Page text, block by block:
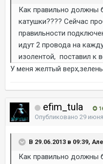
Как правильно должны
катушки???? Сейчас
правильности
идут 2 провода на
изолентой, поставил к
У меня желтый
efim_tula
Опубликовано 29
В 29.06.2013 в 09:39,
Как правильно должны